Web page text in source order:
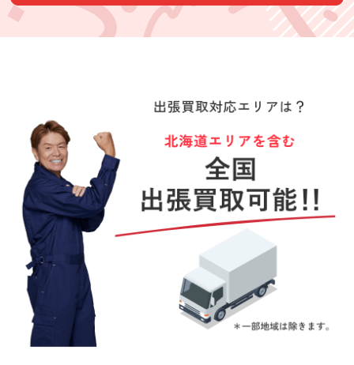
面倒で今まで査
定も億劫でひた
てくださり、査
定もスムーズで
買取できなかっ
た家具も納得す
る理由をお話し
して下さいまし
た。また、予定
にはなかったも
のもスピーディ
ーに査定して下
さいました。あ
りがとうござい
ました。
ら引用)
2026年06月24日
13:02
変助かりまし
た。
ら引用)
2026年06月14日
20:27
す。ありがとう
ございました。
ら引用)
2026年06月04日
14:02
Boysるーど
★★★★★
査定もスピーデ
ィできてくださ
った従業員の方
も親切でした！
(Googleのクチコミか
ら引用)
2026年06月03日
TAKO TSUBU
★★★★★
日の対応まで非
常に丁寧で大変
安心感のある出
張買い取りでし
た。査定根拠も
(Googleのクチコミか
ら引用)
うずまきナルト
★★★★★
です
(Googleのクチコミか
2026年05月30日